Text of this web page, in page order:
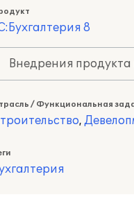
8
Внедрения
/ Функциональная
,